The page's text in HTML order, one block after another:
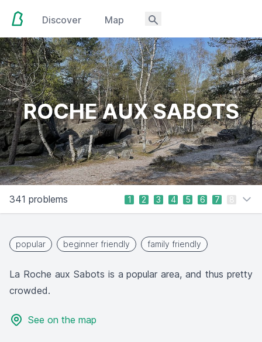
Discover Map
ROCHE AUX SABOTS
341 problems 1 2 3 4 5 6 7 8
popular beginner friendly family friendly
La Roche aux Sabots is a popular area, and thus pretty
crowded.
See on the map